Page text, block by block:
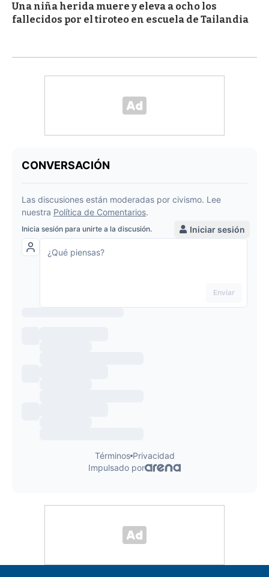
Una niña herida muere y eleva a ocho los
fallecidos por el tiroteo en escuela de Tailandia